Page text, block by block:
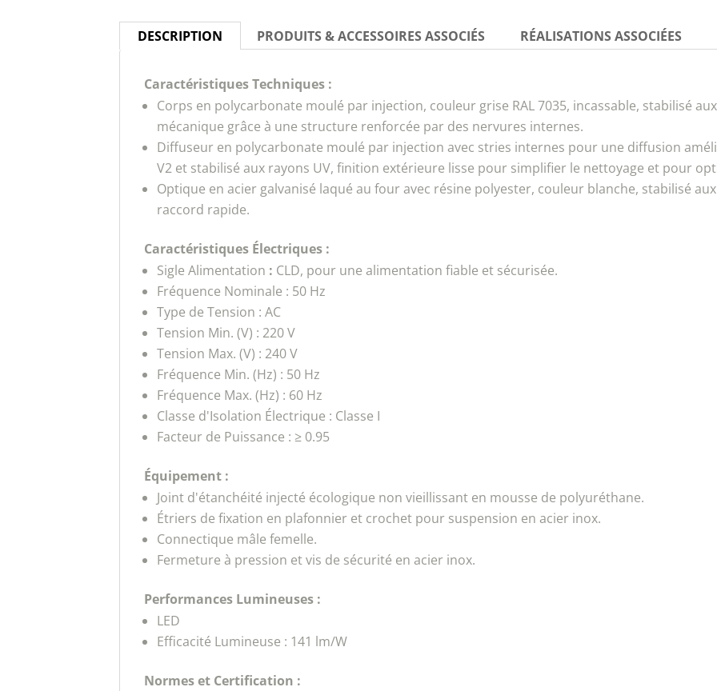
DESCRIPTION PRODUITS & ACCESSOIRES ASSOCIÉS RÉALISATIONS ASSOCIÉES
Caractéristiques Techniques :
Corps en polycarbonate moulé par injection, couleur grise RAL 7035, incassable, stabilisé
mécanique grâce à une structure renforcée par des nervures internes.
Diffuseur en polycarbonate moulé par injection avec stries internes pour une diffusion
V2 et stabilisé aux rayons UV, finition extérieure lisse pour simplifier le nettoyage et pour
Optique en acier galvanisé laqué au four avec résine polyester, couleur blanche, stabilisé
raccord rapide.
Caractéristiques Électriques :
Sigle Alimentation : CLD, pour une alimentation fiable et sécurisée.
Fréquence Nominale : 50 Hz
Type de Tension : AC
Tension Min. (V) : 220 V
Tension Max. (V) : 240 V
Fréquence Min. (Hz) : 50 Hz
Fréquence Max. (Hz) : 60 Hz
Classe d'Isolation Électrique : Classe I
Facteur de Puissance : ≥ 0.95
Équipement :
Joint d'étanchéité injecté écologique non vieillissant en mousse de polyuréthane.
Étriers de fixation en plafonnier et crochet pour suspension en acier inox.
Connectique mâle femelle.
Fermeture à pression et vis de sécurité en acier inox.
Performances Lumineuses :
LED
Efficacité Lumineuse : 141 lm/W
Normes et Certification :